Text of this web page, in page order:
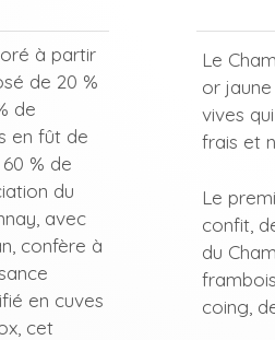
à partir
de 20 %
de
en fût de
% de
du
avec
confère à
en cuves
cet
Le
or
vives
frais et
Le
confit,
du
coing,